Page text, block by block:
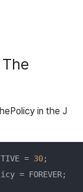
in the J
= 30
= FOREVER;